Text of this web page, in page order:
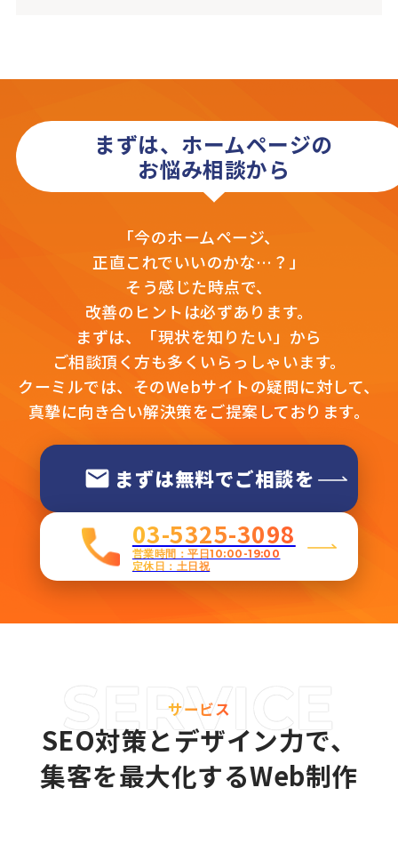
まずは、ホームページの
お悩み相談から
「今のホームページ、
正直これでいいのかな…？」
そう感じた時点で、
改善のヒントは必ずあります。
まずは、「現状を知りたい」から
ご相談頂く方も多くいらっしゃいます。
クーミルでは、そのWebサイトの疑問に対して、
真摯に向き合い解決策をご提案しております。
まずは無料でご相談を
03-5325-3098
営業時間：平日10:00-19:00
定休日：土日祝
サービス
SEO対策とデザイン力で、
集客を最大化するWeb制作